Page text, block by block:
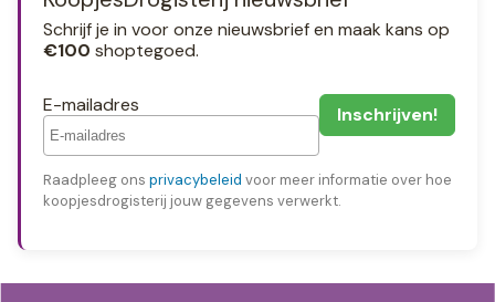
Schrijf je in voor onze nieuwsbrief en maak kans op
€100 shoptegoed.
E-mailadres
Raadpleeg ons privacybeleid voor meer informatie over hoe
koopjesdrogisterij jouw gegevens verwerkt.